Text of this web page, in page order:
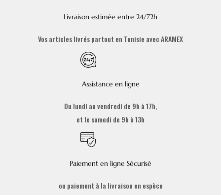
Livraison estimée entre 24/72h
Vos articles livrés partout en Tunisie avec ARAMEX
Assistance en ligne
Du lundi au vendredi de 9h à 17h,
et le samedi de 9h à 13h
Paiement en ligne Sécurisé
ou paiement à la livraison en espèce